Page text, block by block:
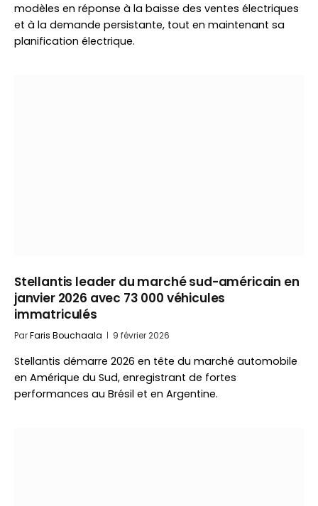
modèles en réponse à la baisse des ventes électriques
et à la demande persistante, tout en maintenant sa
planification électrique.
Stellantis leader du marché sud-américain en
janvier 2026 avec 73 000 véhicules
immatriculés
ParFaris Bouchaala 9 février 2026
Stellantis démarre 2026 en tête du marché automobile
en Amérique du Sud, enregistrant de fortes
performances au Brésil et en Argentine.